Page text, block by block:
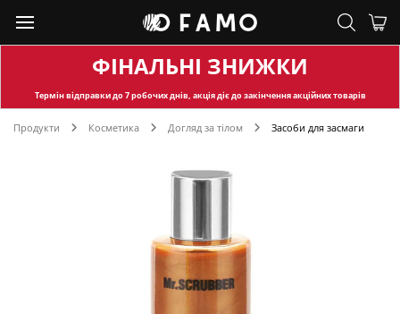
ФІНАЛЬНІ ЗНИЖКИ
Термін відправкидо 7 робочих днів, акція діє до закінчення акційних товарів
Продукти Косметика Догляд за тілом Засоби для засмаги